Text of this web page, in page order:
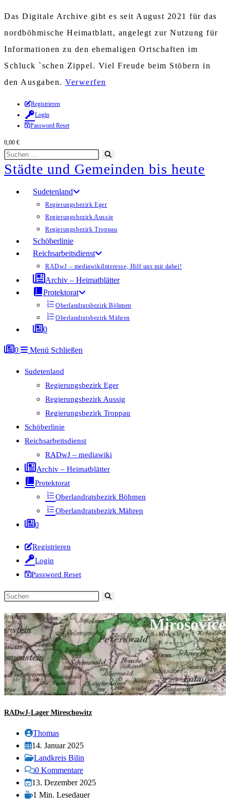
Das Digitale Archive gibt es seit August 2021 für das
nordböhmische Heimatblatt, angelegt zur Nutzung für
Informationen zu den ehemaligen Ortschaften im
Schluck `schen Zippel. Viel Freude beim Stöbern in
den Ausgaben. Verwerfen
Zum
Inhalt
springen
Registrieren
Login
Password Reset
0,00 €
Diese
Website
durchsuchen
starten
Städte und Gemeinden bis heute
Sudetenland
Regierungsbezirk Eger
Regierungsbezirk Aussig
Regierungsbezirk Troppau
Schöberlinie
Reichsarbeitsdienst
RADwJ – mediawikiInteresse, Hilf uns mit dabei!
Archiv – Heimatblätter
Protektorat
Oberlandratsbezirk Böhmen
Oberlandratsbezirk Mähren
0
0 Menü Schließen
Sudetenland
Regierungsbezirk Eger
Regierungsbezirk Aussig
Regierungsbezirk Troppau
Schöberlinie
Reichsarbeitsdienst
RADwJ – mediawiki
Archiv – Heimatblätter
Protektorat
Oberlandratsbezirk Böhmen
Oberlandratsbezirk Mähren
0
Registrieren
Login
Password Reset
Diese
durchsuchen
Mirošovice
RADwJ-Lager Mireschowitz
Beitrags-
Autor:
Thomas
Beitrag
veröffentlicht:
14. Januar 2025
Beitrags-
Kategorie:
Landkreis Bilin
Beitrags-
Kommentare:
0 Kommentare
Beitrag
zuletzt
13. Dezember 2025
Lesedauer:
1 Min. Lesedauer